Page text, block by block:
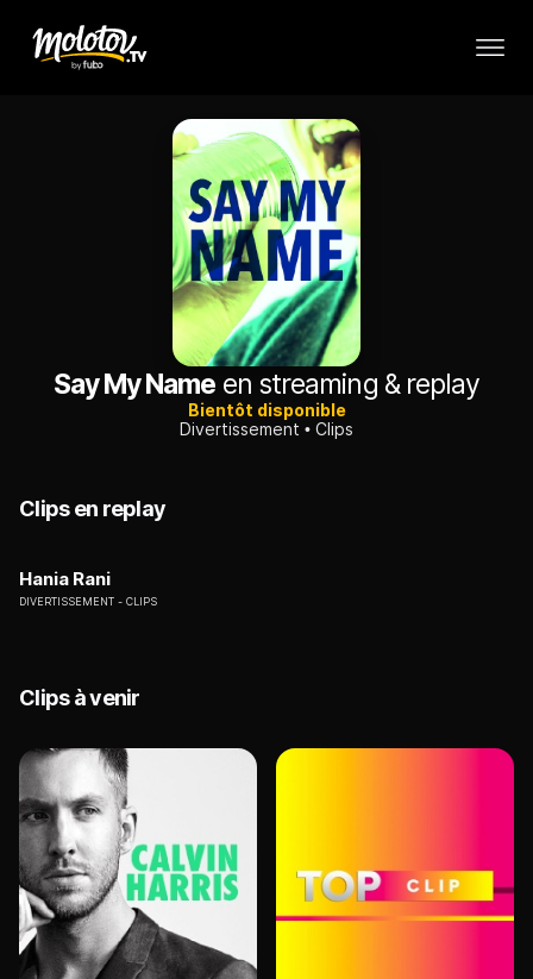
Say My Name en streaming & replay
Bientôt disponible
Divertissement
Clips
Clips en replay
Hania Rani
DIVERTISSEMENT CLIPS
Clips à venir